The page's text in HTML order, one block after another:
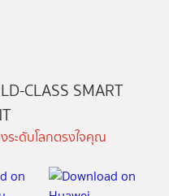
CLASS SMART
ระดับโลกตรงใจคุณ